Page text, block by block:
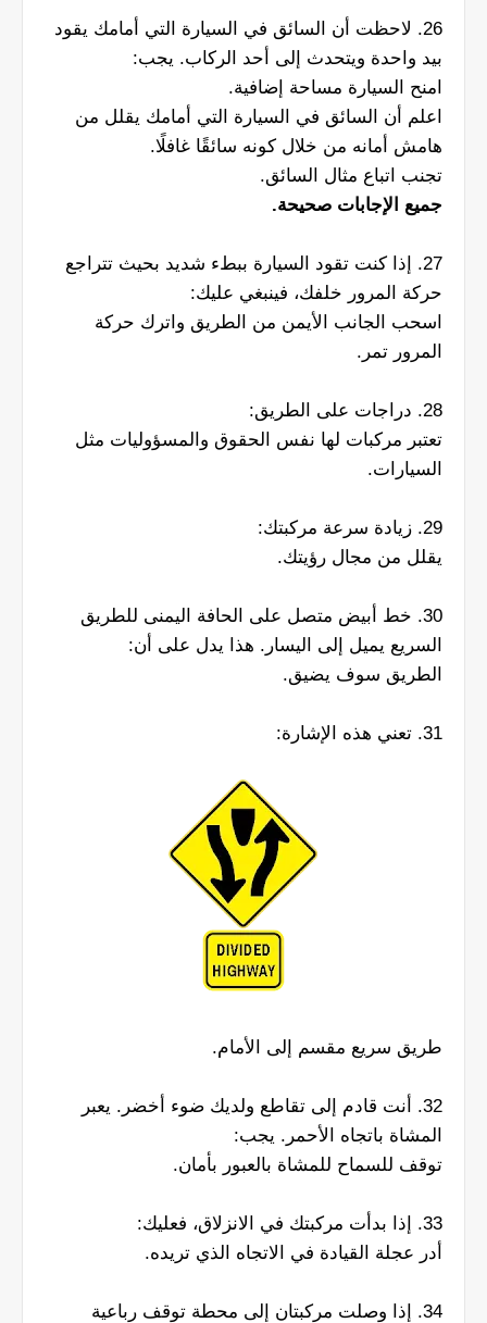
26. لاحظت أن السائق في السيارة التي أمامك يقود
بيد واحدة ويتحدث إلى أحد الركاب. يجب:
امنح السيارة مساحة إضافية.
اعلم أن السائق في السيارة التي أمامك يقلل من
هامش أمانه من خلال كونه سائقًا غافلًا.
تجنب اتباع مثال السائق.
جميع الإجابات صحيحة.
27. إذا كنت تقود السيارة ببطء شديد بحيث تتراجع
حركة المرور خلفك، فينبغي عليك:
اسحب الجانب الأيمن من الطريق واترك حركة
المرور تمر.
28. دراجات على الطريق:
تعتبر مركبات لها نفس الحقوق والمسؤوليات مثل
السيارات.
29. زيادة سرعة مركبتك:
يقلل من مجال رؤيتك.
30. خط أبيض متصل على الحافة اليمنى للطريق
السريع يميل إلى اليسار. هذا يدل على أن:
الطريق سوف يضيق.
31. تعني هذه الإشارة:
طريق سريع مقسم إلى الأمام.
32. أنت قادم إلى تقاطع ولديك ضوء أخضر. يعبر
المشاة باتجاه الأحمر. يجب:
توقف للسماح للمشاة بالعبور بأمان.
33. إذا بدأت مركبتك في الانزلاق، فعليك:
أدر عجلة القيادة في الاتجاه الذي تريده.
34. إذا وصلت مركبتان إلى محطة توقف رباعية